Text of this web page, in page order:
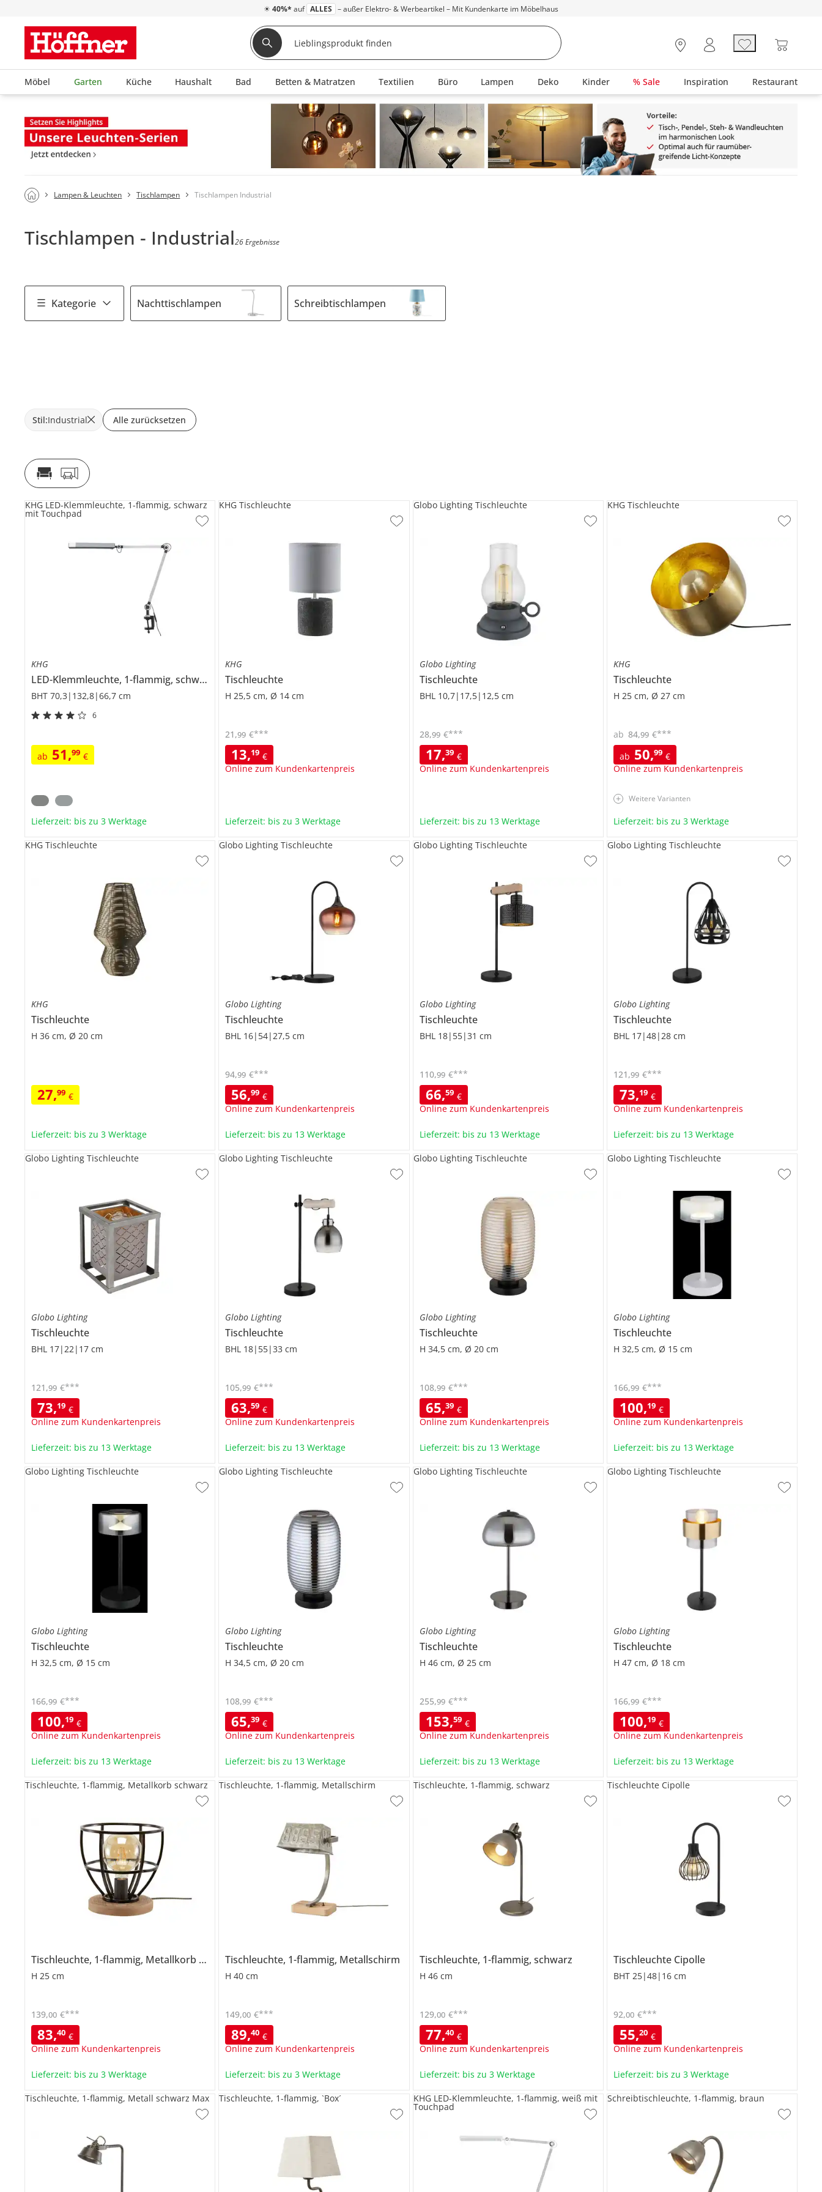
☀ 40%* auf ALLES – außer Elektro- & Werbeartikel – Mit Kundenkarte im Möbelhaus
Möbel Garten Küche Haushalt Bad Betten & Matratzen Textilien Büro Lampen Deko Kinder % Sale Inspiration Restaurant
Lampen & Leuchten Tischlampen Tischlampen Industrial
Tischlampen - Industrial26 Ergebnisse
Kategorie Nachttischlampen Schreibtischlampen
Stil:Industrial Alle zurücksetzen
KHG
LED-Klemmleuchte, 1-flammig, schwarz mit Touchpad
BHT 70,3|132,8|66,7 cm
6
ab 51,99 €
KHG LED-Klemmleuchte, 1-flammig, schwarz
mit Touchpad
Lieferzeit: bis zu 3 Werktage
KHG
Tischleuchte
H 25,5 cm, Ø 14 cm
13,19 €
Online zum Kundenkartenpreis
21 ,99 €***
KHG Tischleuchte
Lieferzeit: bis zu 3 Werktage
Globo Lighting
Tischleuchte
BHL 10,7|17,5|12,5 cm
17,39 €
Online zum Kundenkartenpreis
28,99 €***
Globo Lighting Tischleuchte
Lieferzeit: bis zu 13 Werktage
KHG
Tischleuchte
H 25 cm, Ø 27 cm
ab 50,99 €
Online zum Kundenkartenpreis
ab 84,99 €***
KHG Tischleuchte
Weitere Varianten
Lieferzeit: bis zu 3 Werktage
KHG
Tischleuchte
H 36 cm, Ø 20 cm
27,99 €
KHG Tischleuchte
Lieferzeit: bis zu 3 Werktage
Globo Lighting
Tischleuchte
BHL 16|54|27,5 cm
56,99 €
Online zum Kundenkartenpreis
94,99 €***
Globo Lighting Tischleuchte
Lieferzeit: bis zu 13 Werktage
Globo Lighting
Tischleuchte
BHL 18|55|31 cm
66,59 €
Online zum Kundenkartenpreis
110,99 €***
Globo Lighting Tischleuchte
Lieferzeit: bis zu 13 Werktage
Globo Lighting
Tischleuchte
BHL 17|48|28 cm
73,19 €
Online zum Kundenkartenpreis
121 ,99 €***
Globo Lighting Tischleuchte
Lieferzeit: bis zu 13 Werktage
Globo Lighting
Tischleuchte
BHL 17|22|17 cm
73,19 €
Online zum Kundenkartenpreis
121 ,99 €***
Globo Lighting Tischleuchte
Lieferzeit: bis zu 13 Werktage
Globo Lighting
Tischleuchte
BHL 18|55|33 cm
63,59 €
Online zum Kundenkartenpreis
105,99 €***
Globo Lighting Tischleuchte
Lieferzeit: bis zu 13 Werktage
Globo Lighting
Tischleuchte
H 34,5 cm, Ø 20 cm
65,39 €
Online zum Kundenkartenpreis
108,99 €***
Globo Lighting Tischleuchte
Lieferzeit: bis zu 13 Werktage
Globo Lighting
Tischleuchte
H 32,5 cm, Ø 15 cm
100,19 €
Online zum Kundenkartenpreis
166,99 €***
Globo Lighting Tischleuchte
Lieferzeit: bis zu 13 Werktage
Globo Lighting
Tischleuchte
H 32,5 cm, Ø 15 cm
100,19 €
Online zum Kundenkartenpreis
166,99 €***
Globo Lighting Tischleuchte
Lieferzeit: bis zu 13 Werktage
Globo Lighting
Tischleuchte
H 34,5 cm, Ø 20 cm
65,39 €
Online zum Kundenkartenpreis
108,99 €***
Globo Lighting Tischleuchte
Lieferzeit: bis zu 13 Werktage
Globo Lighting
Tischleuchte
H 46 cm, Ø 25 cm
153,59 €
Online zum Kundenkartenpreis
255,99 €***
Globo Lighting Tischleuchte
Lieferzeit: bis zu 13 Werktage
Globo Lighting
Tischleuchte
H 47 cm, Ø 18 cm
100,19 €
Online zum Kundenkartenpreis
166,99 €***
Globo Lighting Tischleuchte
Lieferzeit: bis zu 13 Werktage
Tischleuchte, 1-flammig, Metallkorb schwarz
H 25 cm
83,40 €
Online zum Kundenkartenpreis
139,00 €***
Tischleuchte, 1-flammig, Metallkorb schwarz
Lieferzeit: bis zu 3 Werktage
Tischleuchte, 1-flammig, Metallschirm
H 40 cm
89,40 €
Online zum Kundenkartenpreis
149,00 €***
Tischleuchte, 1-flammig, Metallschirm
Lieferzeit: bis zu 3 Werktage
Tischleuchte, 1-flammig, schwarz
H 46 cm
77,40 €
Online zum Kundenkartenpreis
129,00 €***
Tischleuchte, 1-flammig, schwarz
Lieferzeit: bis zu 3 Werktage
Tischleuchte Cipolle
BHT 25|48|16 cm
55,20 €
Online zum Kundenkartenpreis
92,00 €***
Tischleuchte Cipolle
Lieferzeit: bis zu 3 Werktage
Tischleuchte, 1-flammig, Metall schwarz Max Tischleuchte, 1-flammig, `Box´ KHG LED-Klemmleuchte, 1-flammig, weiß mit
Touchpad
Schreibtischleuchte, 1-flammig, braun